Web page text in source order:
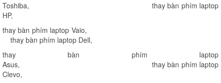
Toshiba,
thay bàn phím laptop
HP,
thay bàn phím laptop Vaio,
thay bàn phím laptop Dell,
thay bàn phím laptop
Asus,
thay bàn phím laptop
Clevo,